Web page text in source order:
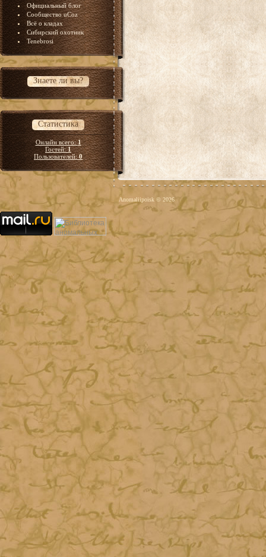
Официальный блог
Сообщество uCoz
Всё о кладах
Сибирский охотник
Tenebrosi
Знаете ли вы?
Статистика
Онлайн всего:1
Гостей:1
Пользователей:0
Anomaliipoisk © 2026